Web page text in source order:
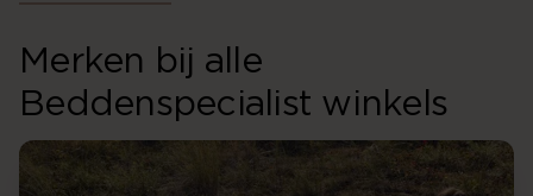
Merken bij alle
Beddenspecialist winkels